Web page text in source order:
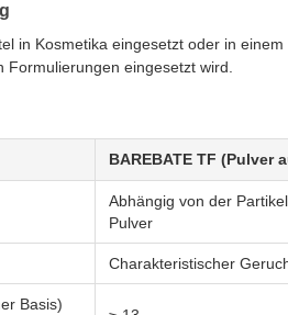
in Kosmetika eingesetzt oder in
eingesetzt wird.
BAREBATE TF (Pulver
Abhängig von der
Pulver
Charakteristischer
Basis)